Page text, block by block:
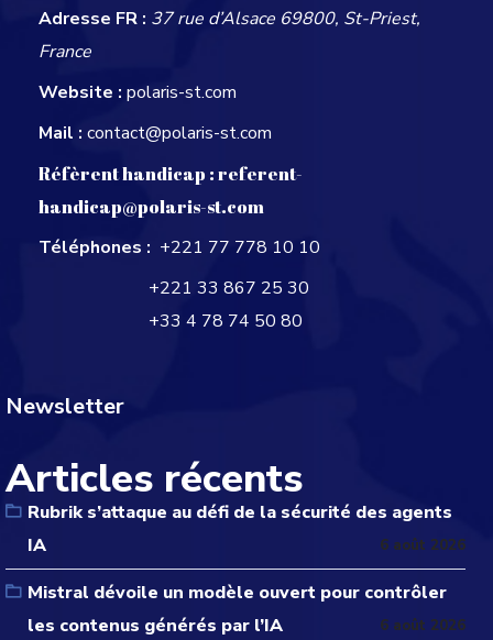
Adresse FR : 37 rue d’Alsace 69800, St-Priest,
France
Website : polaris-st.com
Mail : contact@polaris-st.com
Réfèrent handicap :referent-
handicap@polaris-st.com
Téléphones : +221 77 778 10 10
+221 33 867 25 30
+33 4 78 74 50 80
Newsletter
Articles récents
Rubrik s’attaque au défi de la sécurité des agents
IA
6 août 2026
Mistral dévoile un modèle ouvert pour contrôler
les contenus générés par l’IA
6 août 2026